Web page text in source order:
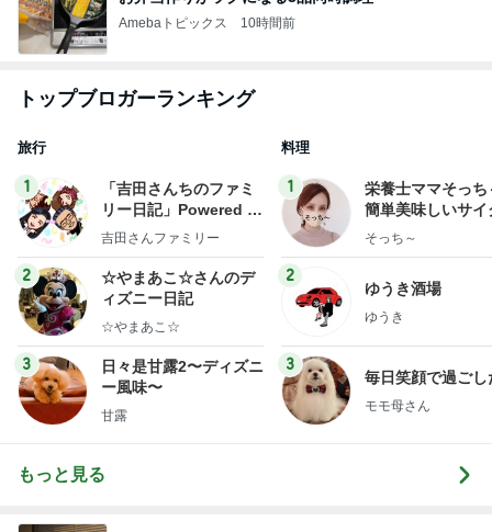
Amebaトピックス 10時間前
トップブロガーランキング
旅行
1
「吉田さんちのファミ
リー日記」Powered b
y Ameba 吉田さんファ
ログ
吉田さんファミリー
2
☆やまあこ☆さんのデ
ィズニー日記
☆やまあこ☆
3
日々是甘露2〜ディズニ
ー風味〜
甘露
料理
1
栄養士ママそっち
簡単美味しいサイ
献立
そっち～
2
ゆうき酒場
ゆうき
3
毎日笑顔で過ごし
モモ母さん
もっと見る